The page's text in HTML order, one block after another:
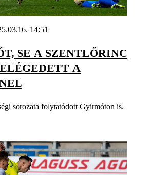
14:51
SE A SZENTLŐRINC
A
sorozata folytatódott Gyirmóton is.